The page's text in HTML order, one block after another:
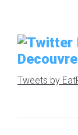
Tweets by